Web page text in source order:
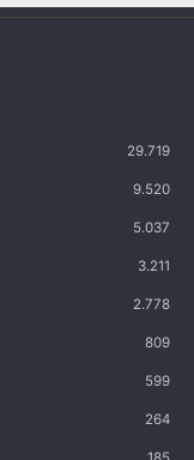
29.719
9.520
5.037
3.211
2.778
809
599
264